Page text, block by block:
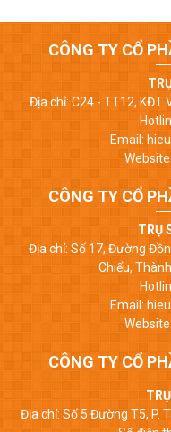
CÔNG TY CỔ
Địa chỉ: C24 - TT12, KĐT
Email:
CÔNG TY CỔ
TRỤ
Địa chỉ: Số 17, Đường
Chiểu,
Email:
CÔNG TY CỔ
Địa chỉ: Số 5 Đường T5, P.